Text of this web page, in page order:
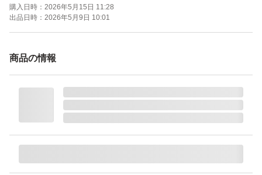
送)にて発送致します。
ラ・ヴィラ・ヴィータ リ・ヘア シャンプーS シャンプ
ー レフィル 詰め替え 詰替 300mL ラヴィラヴィー
購入日時： 2026年5月15日 11:28
出品日時： 2026年5月9日 10:01
商品の情報